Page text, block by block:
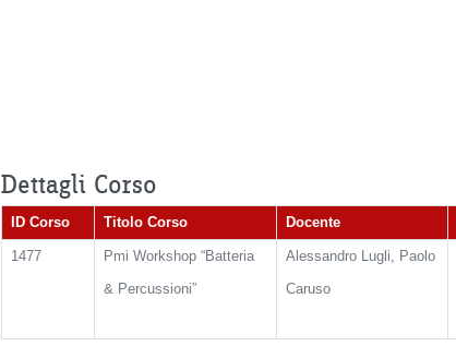
Dettagli Corso
ID Corso Titolo Corso Docente
1477
Pmi Workshop “Batteria
& Percussioni”
Alessandro Lugli, Paolo
Caruso